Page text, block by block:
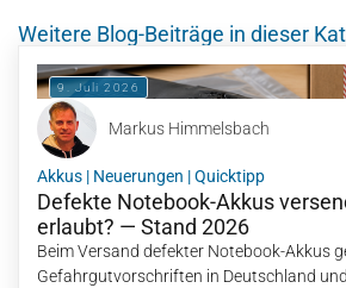
Weitere Blog-Beiträge in dieser
9. Juli 2026
Markus Himmelsbach
Akkus | Neuerungen |Quicktipp
Defekte Notebook-Akkus
erlaubt? — Stand 2026
Beim Versand defekter Notebook-Akkus
Gefahrgutvorschriften in Deutschland